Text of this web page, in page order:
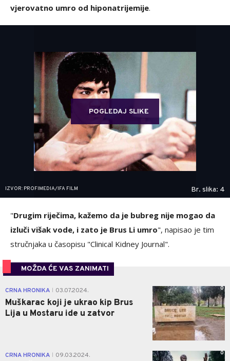
vjerovatno umro od hiponatrijemije.
POGLEDAJ SLIKE
IZVOR: PROFIMEDIA/IFA FILM Br. slika: 4
"Drugim riječima, kažemo da je bubreg nije mogao da
izluči višak vode, i zato je Brus Li umro", napisao je tim
stručnjaka u časopisu "Clinical Kidney Journal".
MOŽDA ĆE VAS ZANIMATI
CRNA HRONIKA 03.07.2024.
Muškarac koji je ukrao kip Brus
Lija u Mostaru ide u zatvor
0
CRNA HRONIKA 09.03.2024. 0